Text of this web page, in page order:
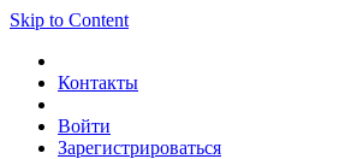
Skip to Content
Контакты
Войти
Зарегистрироваться